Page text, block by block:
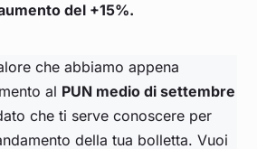
del +15%.
che abbiamo appena
al PUN medio di settembre
che ti serve conoscere per
della tua bolletta. Vuoi